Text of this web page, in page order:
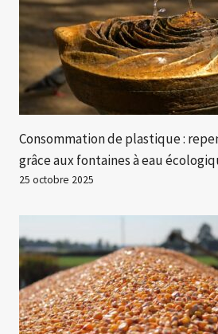
Consommation de plastique :
grâce aux fontaines à eau
25 octobre 2025